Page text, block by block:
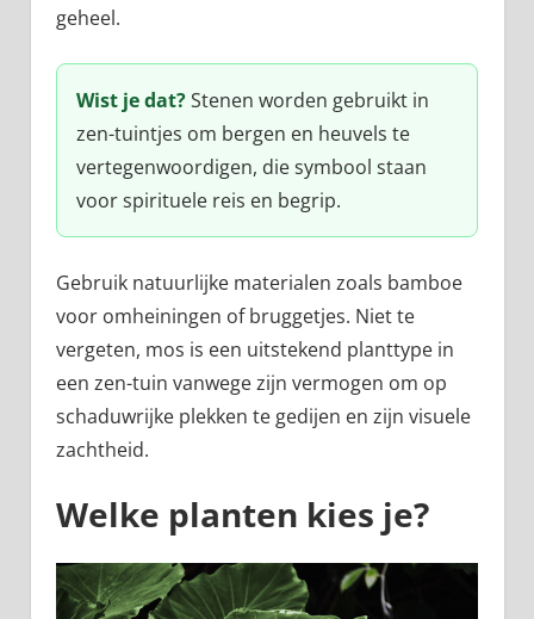
geheel.
Wist je dat?Stenen worden gebruikt in
zen-tuintjes om bergen en heuvels te
vertegenwoordigen, die symbool staan
voor spirituele reis en begrip.
Gebruik natuurlijke materialen zoals bamboe
voor omheiningen of bruggetjes. Niet te
vergeten, mos is een uitstekend planttype in
een zen-tuin vanwege zijn vermogen om op
schaduwrijke plekken te gedijen en zijn visuele
zachtheid.
Welke planten kies je?